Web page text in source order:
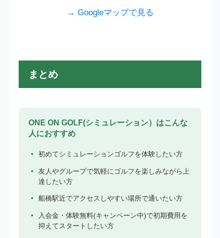
→ Googleマップで見る
まとめ
ONE ON GOLF(シミュレーション）はこんな
人におすすめ
初めてシミュレーションゴルフを体験したい方
友人やグループで気軽にゴルフを楽しみながら上
達したい方
船橋駅近でアクセスしやすい場所で通いたい方
入会金・体験無料(キャンペーン中)で初期費用を
抑えてスタートしたい方